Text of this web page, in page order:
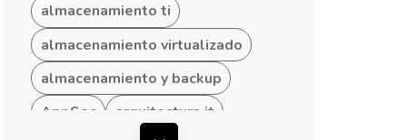
almacenamiento ti
almacenamiento virtualizado
almacenamiento y backup
AppSec
arquitectura it